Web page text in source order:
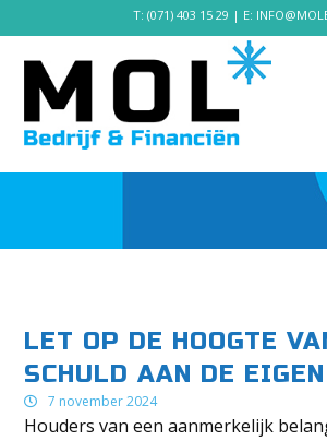
T: (071) 403 15 29 | E:
LET OP DE HOOGTE
SCHULD AAN DE
7 november 2024
Houders van een aanmerkelijk